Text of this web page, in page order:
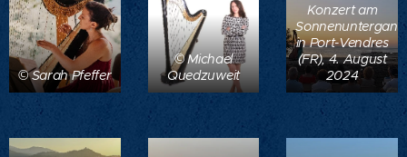
© Sarah Pfeffer
© Michael
Quedzuweit
Konzert am
Sonnenuntergang
in Port-Vendres
(FR), 4. August
2024